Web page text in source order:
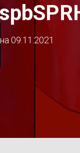
на 09.11.2021